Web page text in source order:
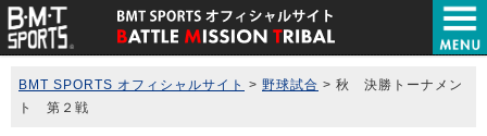
BMT SPORTS オフィシャルサイト > 野球試合 > 秋 決勝トーナメン
ト 第２戦